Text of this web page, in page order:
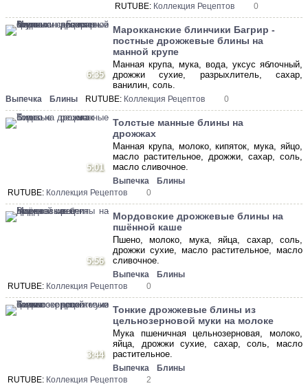
RUTUBE: Коллекция Рецептов 0
6:35
Марокканские блинчики Багрир -
постные дрожжевые блины на
манной крупе
Манная крупа, мука, вода, уксус яблочный,
дрожжи сухие, разрыхлитель, сахар,
ванилин, соль.
Выпечка Блины RUTUBE: Коллекция Рецептов 0
5:01
Толстые манные блины на
дрожжах
Манная крупа, молоко, кипяток, мука, яйцо,
масло растительное, дрожжи, сахар, соль,
масло сливочное.
Выпечка
Блины
RUTUBE: Коллекция Рецептов 0
5:56
Мордовские дрожжевые блины на
пшённой каше
Пшено, молоко, мука, яйца, сахар, соль,
дрожжи сухие, масло растительное, масло
сливочное.
Выпечка
Блины
RUTUBE: Коллекция Рецептов 0
3:44
Тонкие дрожжевые блины из
цельнозерновой муки на молоке
Мука пшеничная цельнозерновая, молоко,
яйца, дрожжи сухие, сахар, соль, масло
растительное.
Выпечка
Блины
RUTUBE: Коллекция Рецептов 2